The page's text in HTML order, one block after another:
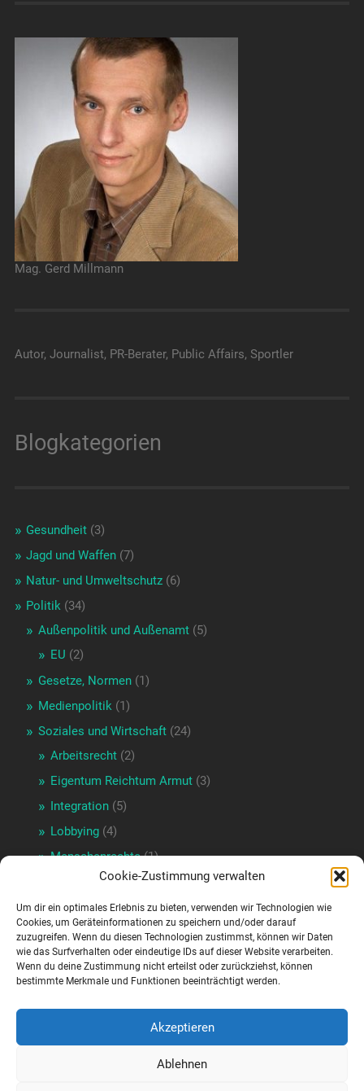
Cookie-Zustimmung verwalten
Um dir ein optimales Erlebnis zu bieten, verwenden wir Technologien wie
Cookies, um Geräteinformationen zu speichern und/oder darauf
zuzugreifen. Wenn du diesen Technologien zustimmst, können wir Daten
wie das Surfverhalten oder eindeutige IDs auf dieser Website verarbeiten.
Wenn du deine Zustimmung nicht erteilst oder zurückziehst, können
bestimmte Merkmale und Funktionen beeinträchtigt werden.
Akzeptieren
Ablehnen
Mag. Gerd Millmann
Autor, Journalist, PR-Berater, Public Affairs, Sportler
Blogkategorien
Gesundheit(3)
Jagd und Waffen(7)
Natur- und Umweltschutz(6)
Politik(34)
Außenpolitik und Außenamt(5)
EU (2)
Gesetze, Normen(1)
Medienpolitik(1)
Soziales und Wirtschaft(24)
Arbeitsrecht(2)
Eigentum Reichtum Armut(3)
Integration(5)
Lobbying(4)
Menschenrechte(1)
Wirtschaftspolitik(17)
Verkehrspolitik(3)
Wienpolitik (16)
Portraits und Geschichte(16)
Sport(13)
Doping(6)